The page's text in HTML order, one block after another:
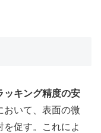
ッキング精度の安
おいて、表面の微
促す。これによ